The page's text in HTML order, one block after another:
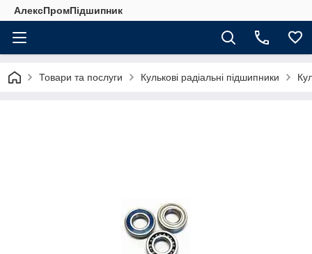
АлексПромПідшипник
Товари та послуги Кулькові радіальні підшипники